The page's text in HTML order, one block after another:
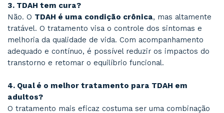
Crie rotinas fixas para tarefas
horários definidos para dormir, comer,
mails etc.
Reforce positivamente cada
reconheça avanços mesmo pequenos. Isso
Ambiente livre de distrações: utilize
como o Pomodoro para manter foco em